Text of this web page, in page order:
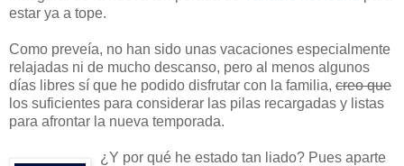
estar ya a tope.
Como preveía, no han sido unas vacaciones especialmente
relajadas ni de mucho descanso, pero al menos algunos
días libres sí que he podido disfrutar con la familia, creo que
los suficientes para considerar las pilas recargadas y listas
para afrontar la nueva temporada.
¿Y por qué he estado tan liado? Pues aparte